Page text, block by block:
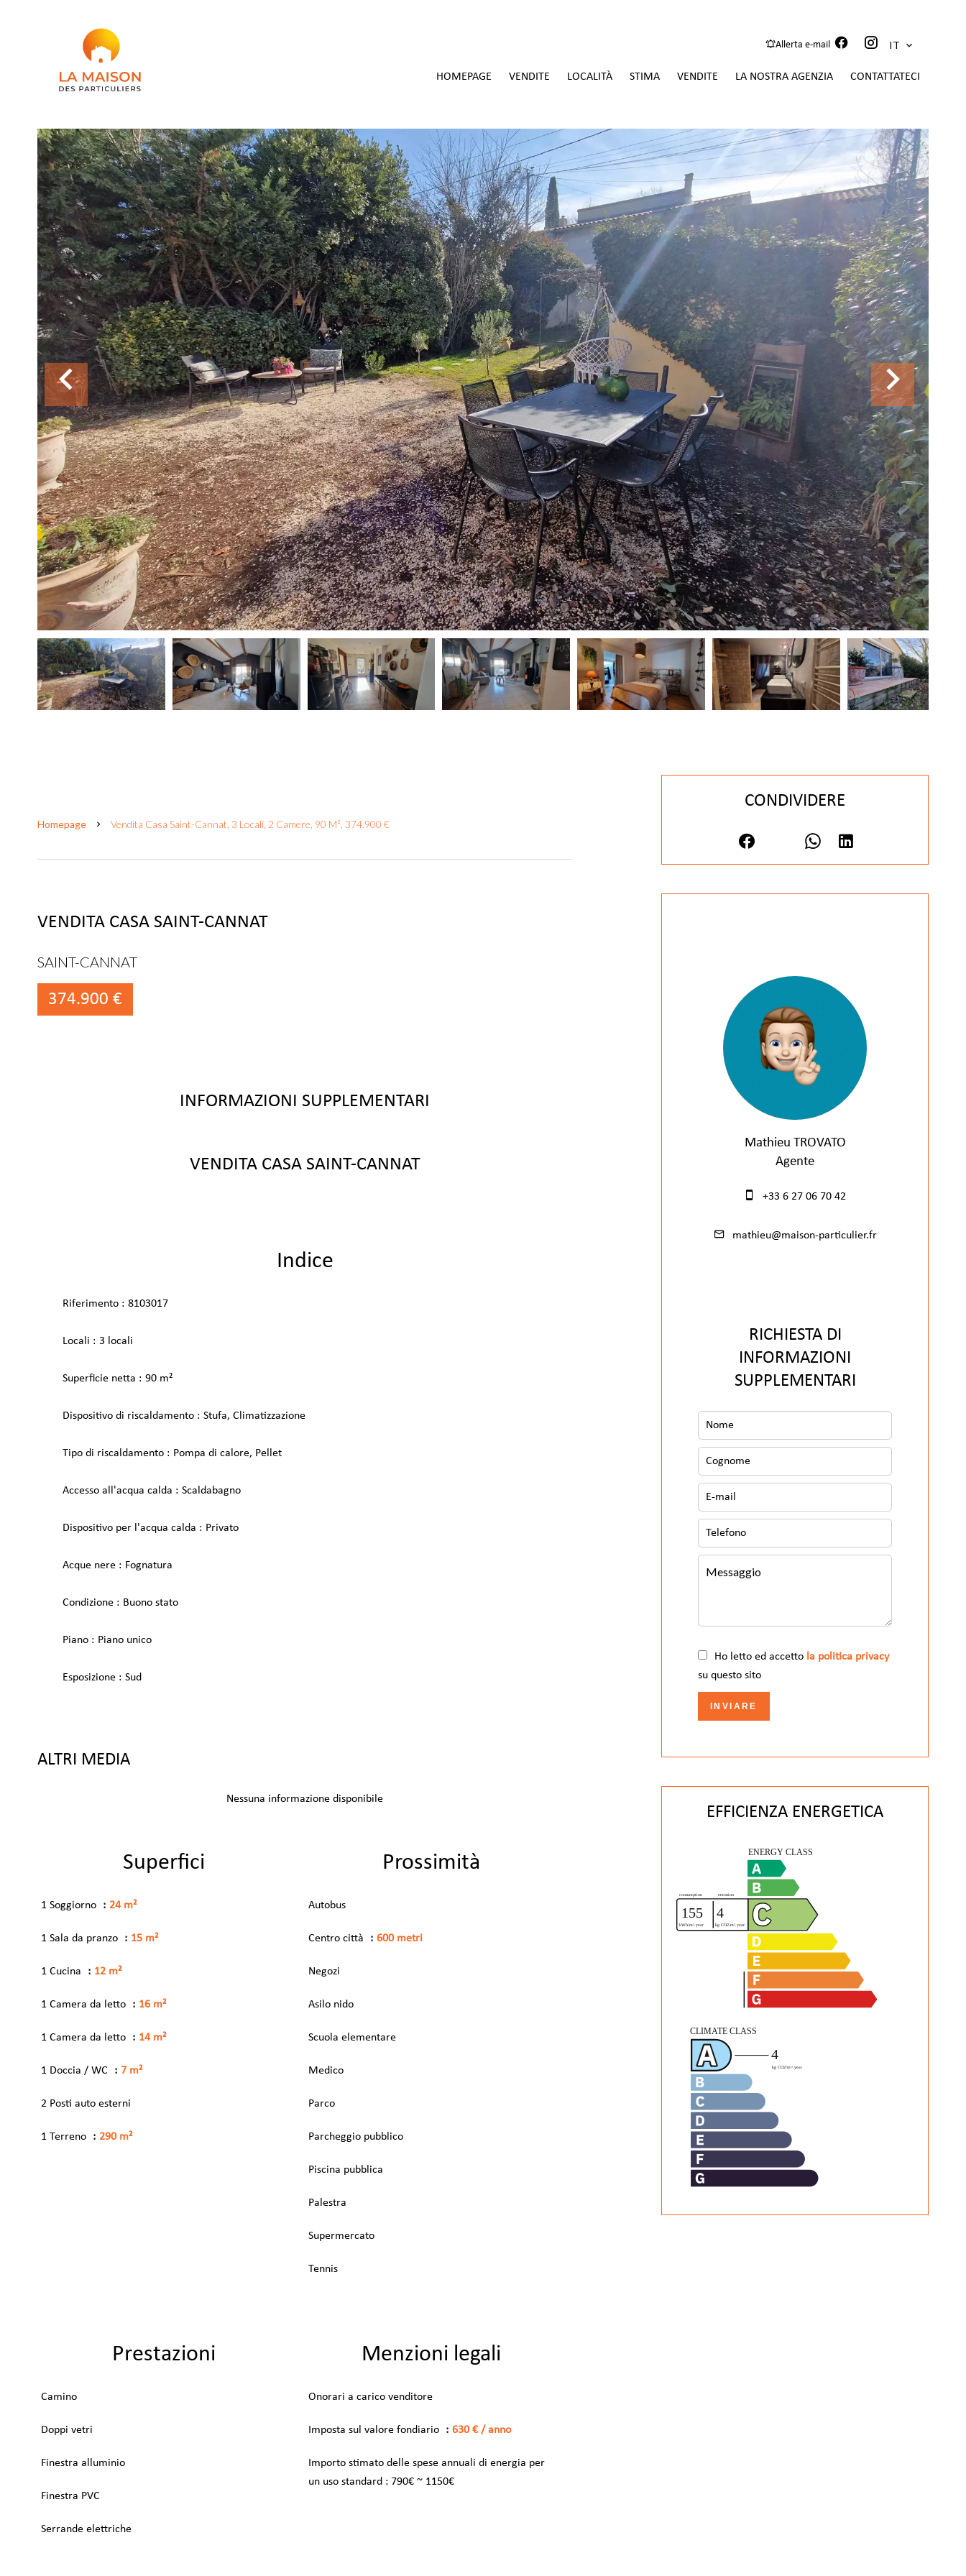
Allerta e-mail IT
HOMEPAGE VENDITE LOCALITÀ STIMA VENDITE LA NOSTRA AGENZIA CONTATTATECI
Homepage Vendita Casa Saint-Cannat, 3 Locali, 2 Camere, 90 M², 374.900 €
VENDITA CASA SAINT-CANNAT
SAINT-CANNAT
374.900 €
INFORMAZIONI SUPPLEMENTARI
VENDITA CASA SAINT-CANNAT
Indice
Riferimento 8103017
Locali 3 locali
Superficie netta 90 m²
Dispositivo di riscaldamento Stufa, Climatizzazione
Tipo di riscaldamento Pompa di calore, Pellet
Accesso all'acqua calda Scaldabagno
Dispositivo per l'acqua calda Privato
Acque nere Fognatura
Condizione Buono stato
Piano Piano unico
Esposizione Sud
ALTRI MEDIA
Nessuna informazione disponibile
Superfici
1 Soggiorno 24 m²
1 Sala da pranzo 15 m²
1 Cucina 12 m²
1 Camera da letto 16 m²
1 Camera da letto 14 m²
1 Doccia / WC 7 m²
2 Posti auto esterni
1 Terreno 290 m²
Prossimità
Autobus
Centro città 600 metri
Negozi
Asilo nido
Scuola elementare
Medico
Parco
Parcheggio pubblico
Piscina pubblica
Palestra
Supermercato
Tennis
Prestazioni
Camino
Doppi vetri
Finestra alluminio
Finestra PVC
Serrande elettriche
Menzioni legali
Onorari a carico venditore
Imposta sul valore fondiario 630 € / anno
Importo stimato delle spese annuali di energia per
un uso standard : 790€ ~ 1150€
CONDIVIDERE
Mathieu TROVATO
Agente
+33 6 27 06 70 42
mathieu@maison-particulier.fr
RICHIESTA DI
INFORMAZIONI
SUPPLEMENTARI
Ho letto ed accetto la politica privacy
su questo sito
INVIARE
EFFICIENZA ENERGETICA